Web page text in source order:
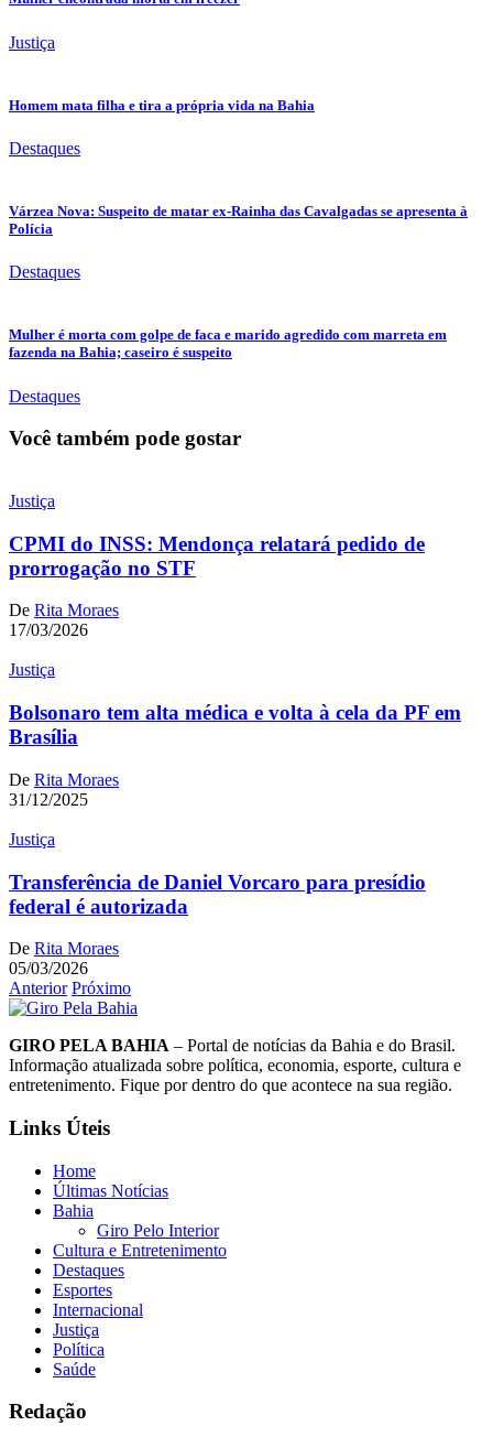
Justiça
Homem mata filha e tira a própria vida na Bahia
Destaques
Várzea Nova: Suspeito de matar ex-Rainha das Cavalgadas se apresenta à
Polícia
Destaques
Mulher é morta com golpe de faca e marido agredido com marreta em
fazenda na Bahia; caseiro é suspeito
Destaques
Você também pode gostar
Justiça
CPMI do INSS: Mendonça relatará pedido de
prorrogação no STF
De Rita Moraes
17/03/2026
Justiça
Bolsonaro tem alta médica e volta à cela da PF em
Brasília
De Rita Moraes
31/12/2025
Justiça
Transferência de Daniel Vorcaro para presídio
federal é autorizada
De Rita Moraes
05/03/2026
Anterior Próximo
GIRO PELA BAHIA – Portal de notícias da Bahia e do Brasil.
Informação atualizada sobre política, economia, esporte, cultura e
entretenimento. Fique por dentro do que acontece na sua região.
Links Úteis
Home
Últimas Notícias
Bahia
Giro Pelo Interior
Cultura e Entretenimento
Destaques
Esportes
Internacional
Justiça
Política
Saúde
Redação